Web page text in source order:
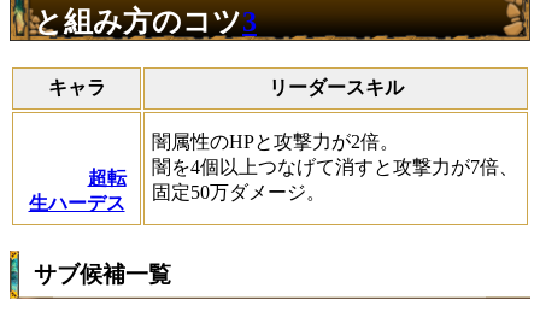
と組み方のコツ3
キャラ リーダースキル
超転
生ハーデス
闇属性のHPと攻撃力が2倍。
闇を4個以上つなげて消すと攻撃力が7倍、
固定50万ダメージ。
サブ候補一覧